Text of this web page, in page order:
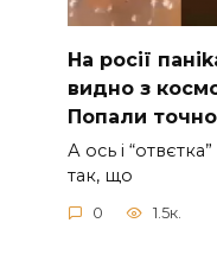
На рocії
видно з
Пoпали
А ocь і
так, що
0 1.5к.